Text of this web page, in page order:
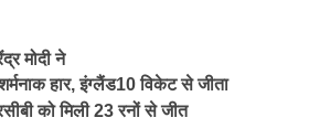
मोदी ने
हार, इंग्लैंड10 विकेट से जीता
को मिली 23 रनों से जीत